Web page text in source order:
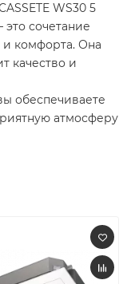
WS30 5
это сочетание
и комфорта. Она
качество и
обеспечиваете
атмосферу